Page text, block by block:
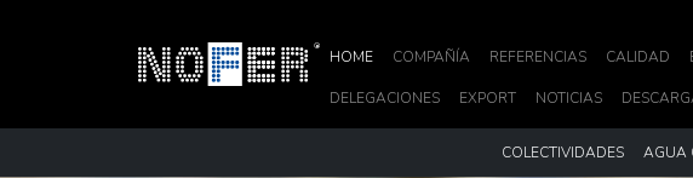
HOME COMPAÑÍA REFERENCIAS CALIDAD
DELEGACIONES EXPORT NOTICIAS
COLECTIVIDADES AGUA